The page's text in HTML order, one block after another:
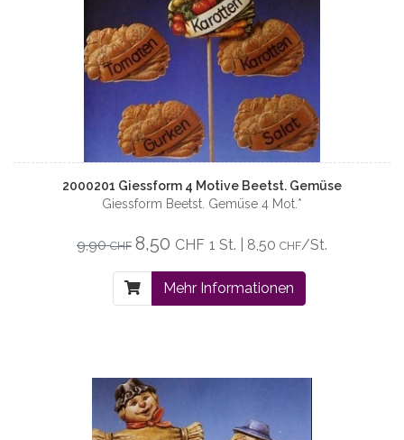
2000201 Giessform 4 Motive Beetst. Gemüse
Giessform Beetst. Gemüse 4 Mot.*
9,90CHF 8,50 CHF 1 St. | 8,50 CHF/St.
Mehr Informationen